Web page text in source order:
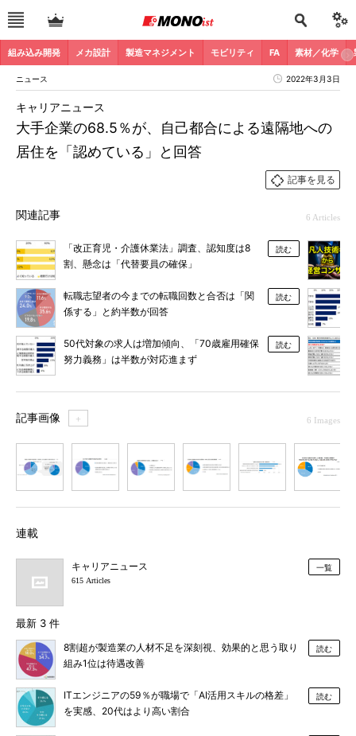
組み込み開発 メカ設計 製造マネジメント モビリティ FA 素材／化学
ニュース 2022年3月3日
大手企業の68.5％が、自己都合による遠隔地への
居住を「認めている」と回答
キャリアニュース
記事を見る
関連記事 6 Articles
「改正育児・介護休業法」調査、認知度は8
割、懸念は「代替要員の確保」
読む
転職志望者の今までの転職回数と合否は「関
係する」と約半数が回答
読む
50代対象の求人は増加傾向、「70歳雇用確保
努力義務」は半数が対応進まず
読む
記事画像 ＋ 6 Images
連載
キャリアニュース
615 Articles
一覧
最新 3 件
8割超が製造業の人材不足を深刻視、効果的と思う取り
組み1位は待遇改善
読む
ITエンジニアの59％が職場で「AI活用スキルの格差」
を実感、20代はより高い割合
読む